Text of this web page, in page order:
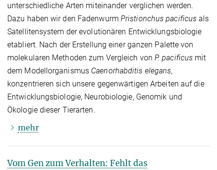
unterschiedliche Arten miteinander verglichen werden.
Dazu haben wir den Fadenwurm Pristionchus pacificus als
Satellitensystem der evolutionären Entwicklungsbiologie
etabliert. Nach der Erstellung einer ganzen Palette von
molekularen Methoden zum Vergleich von P. pacificus mit
dem Modellorganismus Caenorhabditis elegans,
konzentrieren sich unsere gegenwärtigen Arbeiten auf die
Entwicklungsbiologie, Neurobiologie, Genomik und
Ökologie dieser Tierarten.
mehr
Vom Gen zum Verhalten: Fehlt das